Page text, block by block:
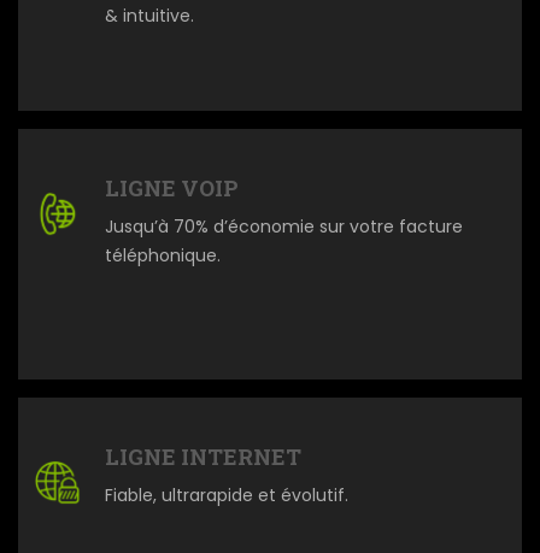
& intuitive.
LIGNE VOIP
Jusqu’à 70% d’économie sur votre facture
téléphonique.
LIGNE INTERNET
Fiable, ultrarapide et évolutif.